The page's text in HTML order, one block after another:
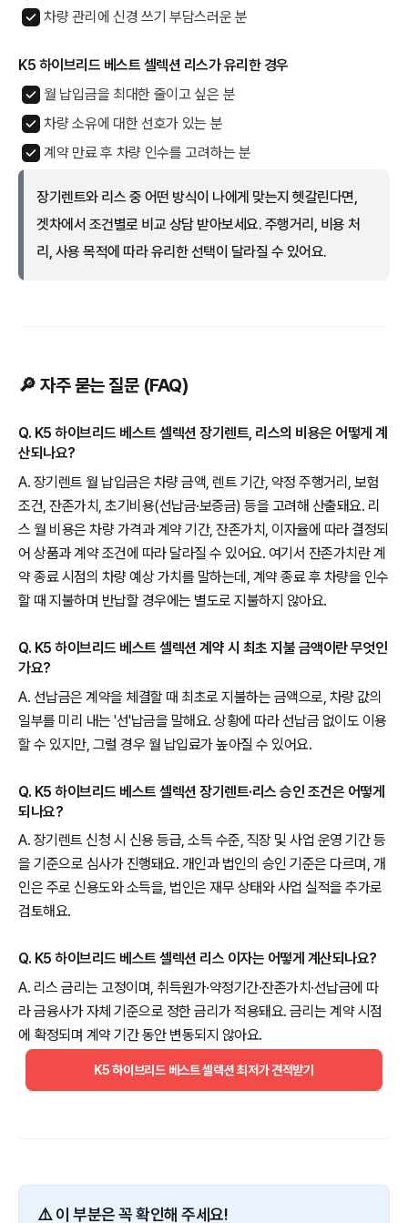
차량 관리에 신경 쓰기 부담스러운 분
K5 하이브리드 베스트 셀렉션 리스가 유리한 경우
월 납입금을 최대한 줄이고 싶은 분
차량 소유에 대한 선호가 있는 분
계약 만료 후 차량 인수를 고려하는 분
장기렌트와 리스 중 어떤 방식이 나에게 맞는지 헷갈린다면,
겟차에서 조건별로 비교 상담 받아보세요. 주행거리, 비용 처
리, 사용 목적에 따라 유리한 선택이 달라질 수 있어요.
🔎 자주 묻는 질문 (FAQ)
Q. K5 하이브리드 베스트 셀렉션 장기렌트, 리스의 비용은 어떻게 계
산되나요?
A. 장기렌트 월 납입금은 차량 금액, 렌트 기간, 약정 주행거리, 보험
조건, 잔존가치, 초기비용(선납금·보증금) 등을 고려해 산출돼요. 리
스 월 비용은 차량 가격과 계약 기간, 잔존가치, 이자율에 따라 결정되
어 상품과 계약 조건에 따라 달라질 수 있어요. 여기서 잔존가치란 계
약 종료 시점의 차량 예상 가치를 말하는데, 계약 종료 후 차량을 인수
할 때 지불하며 반납할 경우에는 별도로 지불하지 않아요.
Q. K5 하이브리드 베스트 셀렉션 계약 시 최초 지불 금액이란 무엇인
가요?
A. 선납금은 계약을 체결할 때 최초로 지불하는 금액으로, 차량 값의
일부를 미리 내는 '선'납금을 말해요. 상황에 따라 선납금 없이도 이용
할 수 있지만, 그럴 경우 월 납입료가 높아질 수 있어요.
Q. K5 하이브리드 베스트 셀렉션 장기렌트·리스 승인 조건은 어떻게
되나요?
A. 장기렌트 신청 시 신용 등급, 소득 수준, 직장 및 사업 운영 기간 등
을 기준으로 심사가 진행돼요. 개인과 법인의 승인 기준은 다르며, 개
인은 주로 신용도와 소득을, 법인은 재무 상태와 사업 실적을 추가로
검토해요.
Q. K5 하이브리드 베스트 셀렉션 리스 이자는 어떻게 계산되나요?
A. 리스 금리는 고정이며, 취득원가·약정기간·잔존가치·선납금에 따
라 금융사가 자체 기준으로 정한 금리가 적용돼요. 금리는 계약 시점
에 확정되며 계약 기간 동안 변동되지 않아요.
K5 하이브리드 베스트 셀렉션 최저가 견적받기
⚠️ 이 부분은 꼭 확인해 주세요!